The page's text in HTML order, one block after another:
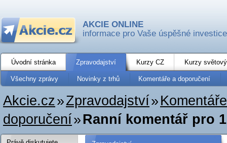
AKCIE ONLINE
informace pro Vaše úspěšné investice
Úvodní stránka Zpravodajství Kurzy CZ Kurzy
Všechny zprávy Novinky z trhů Komentáře a doporučení
Akcie.cz»Zpravodajství»
doporučení»Ranní komentář pro